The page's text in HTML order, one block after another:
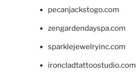
pecanjackstogo.com
zengardendayspa.com
sparklejewelryinc.com
ironcladtattoostudio.com